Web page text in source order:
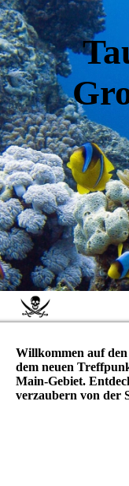
Willkommen auf den
dem neuen
Main-Gebiet.
verzaubern von der